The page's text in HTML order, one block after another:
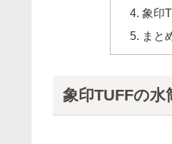
象印
まと
象印TUFFの水